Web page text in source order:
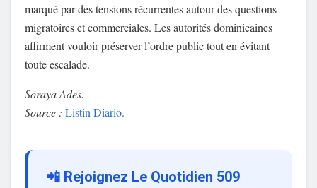
marqué par des tensions récurrentes autour des questions
migratoires et commerciales. Les autorités dominicaines
affirment vouloir préserver l’ordre public tout en évitant
toute escalade.
Soraya Ades.
Source : Listin Diario.
📲 Rejoignez Le Quotidien 509